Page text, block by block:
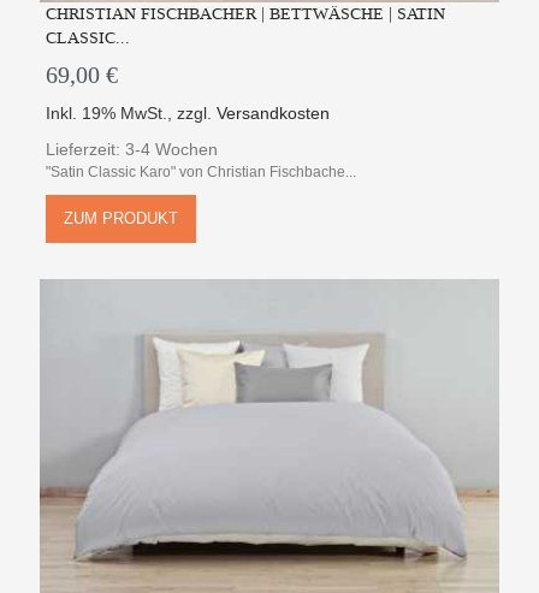
CHRISTIAN FISCHBACHER | BETTWÄSCHE | SATIN
CLASSIC...
69,00 €
Inkl. 19% MwSt. ,zzgl.Versandkosten
Lieferzeit: 3-4 Wochen
"Satin Classic Karo" von Christian Fischbache...
ZUM PRODUKT